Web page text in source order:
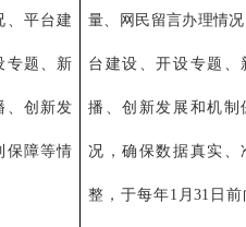
、平台建
专题、新
、创新发
保障等情
量、网民留言办理情
台建设、开设专题、
播、创新发展和机制
况，确保数据真实、
整，于每年1月31日